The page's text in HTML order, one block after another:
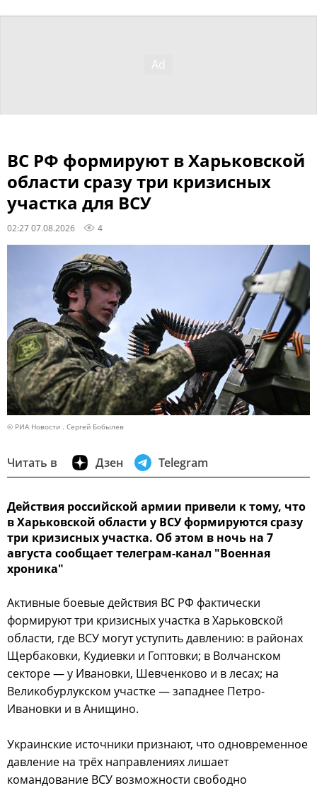
ВС РФ формируют в Харьковской
области сразу три кризисных
участка для ВСУ
02:27 07.08.2026 4
© РИА Новости . Сергей Бобылев
Читать в Дзен Telegram
Действия российской армии привели к тому, что
в Харьковской области у ВСУ формируются сразу
три кризисных участка. Об этом в ночь на 7
августа сообщает телеграм-канал "Военная
хроника"
Активные боевые действия ВС РФ фактически
формируют три кризисных участка в Харьковской
области, где ВСУ могут уступить давлению: в районах
Щербаковки, Кудиевки и Гоптовки; в Волчанском
секторе — у Ивановки, Шевченково и в лесах; на
Великобурлукском участке — западнее Петро-
Ивановки и в Анищино.
Украинские источники признают, что одновременное
давление на трёх направлениях лишает
командование ВСУ возможности свободно